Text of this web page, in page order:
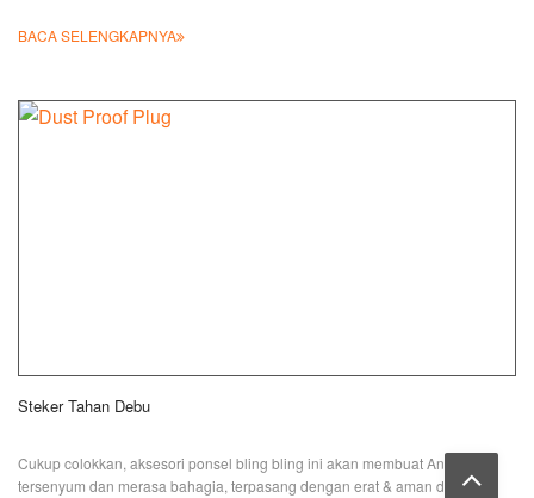
BACA SELENGKAPNYA
Steker Tahan Debu
Cukup colokkan, aksesori ponsel bling bling ini akan membuat Anda
tersenyum dan merasa bahagia, terpasang dengan erat & aman di